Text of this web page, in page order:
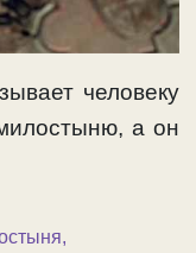
человеку
а он
,